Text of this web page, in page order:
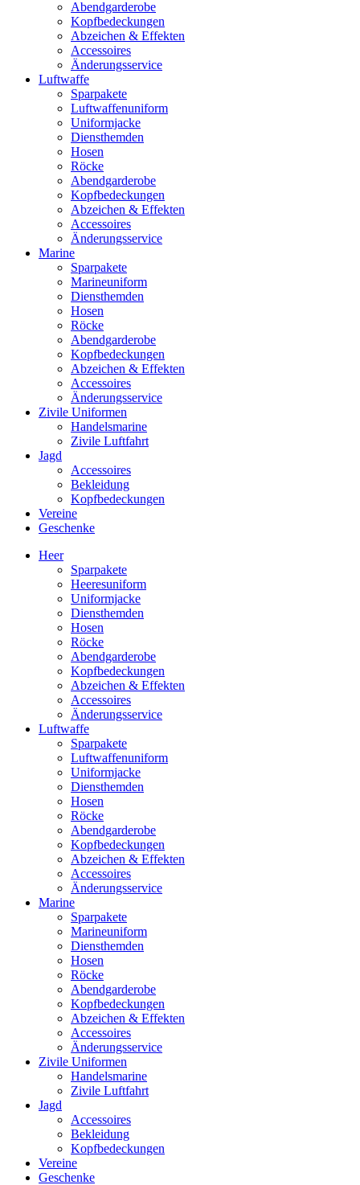
Abendgarderobe
Kopfbedeckungen
Abzeichen & Effekten
Accessoires
Änderungsservice
Luftwaffe
Sparpakete
Luftwaffenuniform
Uniformjacke
Diensthemden
Hosen
Röcke
Abendgarderobe
Kopfbedeckungen
Abzeichen & Effekten
Accessoires
Änderungsservice
Marine
Sparpakete
Marineuniform
Diensthemden
Hosen
Röcke
Abendgarderobe
Kopfbedeckungen
Abzeichen & Effekten
Accessoires
Änderungsservice
Zivile Uniformen
Handelsmarine
Zivile Luftfahrt
Jagd
Accessoires
Bekleidung
Kopfbedeckungen
Vereine
Geschenke
Heer
Sparpakete
Heeresuniform
Uniformjacke
Diensthemden
Hosen
Röcke
Abendgarderobe
Kopfbedeckungen
Abzeichen & Effekten
Accessoires
Änderungsservice
Luftwaffe
Sparpakete
Luftwaffenuniform
Uniformjacke
Diensthemden
Hosen
Röcke
Abendgarderobe
Kopfbedeckungen
Abzeichen & Effekten
Accessoires
Änderungsservice
Marine
Sparpakete
Marineuniform
Diensthemden
Hosen
Röcke
Abendgarderobe
Kopfbedeckungen
Abzeichen & Effekten
Accessoires
Änderungsservice
Zivile Uniformen
Handelsmarine
Zivile Luftfahrt
Jagd
Accessoires
Bekleidung
Kopfbedeckungen
Vereine
Geschenke